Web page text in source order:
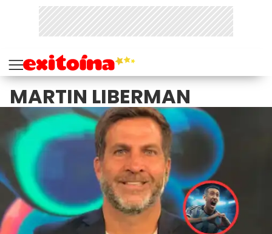
MARTIN LIBERMAN